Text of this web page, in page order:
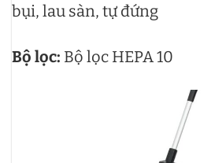
bụi, lau sàn, tự đứng
Bộ lọc: Bộ lọc HEPA 10